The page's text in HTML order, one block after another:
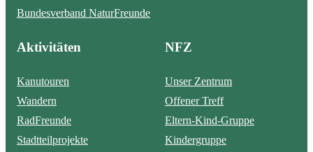
Bundesverband NaturFreunde
Aktivitäten
Kanutouren
Wandern
RadFreunde
Stadtteilprojekte
NFZ
Unser Zentrum
Offener Treff
Eltern-Kind-Gruppe
Kindergruppe